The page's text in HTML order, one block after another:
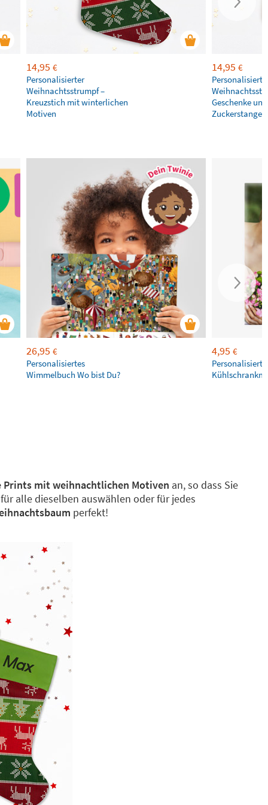
14,95 €
Personalisierter
Weihnachtsstrumpf –
Kreuzstich mit winterlichen
Motiven
14,95 €
Geschenke und
Zuckerstangen
26,95 €
Personalisiertes
Wimmelbuch Wo bist Du?
4,95 €
Prints mit weihnachtlichen Motiven an, so dass Sie
alle dieselben auswählen oder für jedes
perfekt!